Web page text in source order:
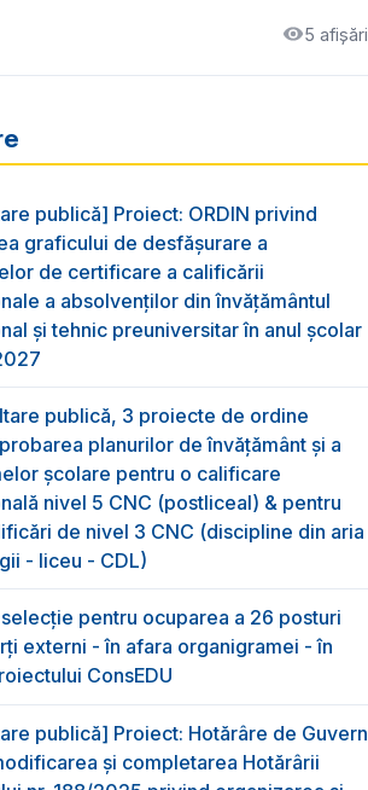
5 afișări
publică] Proiect: ORDIN privind
graficului de desfăşurare a
de certificare a calificării
a absolvenţilor din învăţământul
şi tehnic preuniversitar în anul şcolar
publică, 3 proiecte de ordine
planurilor de învățământ și a
școlare pentru o calificare
nivel 5 CNC (postliceal) & pentru
de nivel 3 CNC (discipline din aria
- liceu - CDL)
pentru ocuparea a 26 posturi
externi - în afara organigramei - în
ConsEDU
publică] Proiect: Hotărâre de Guvern
și completarea Hotărârii